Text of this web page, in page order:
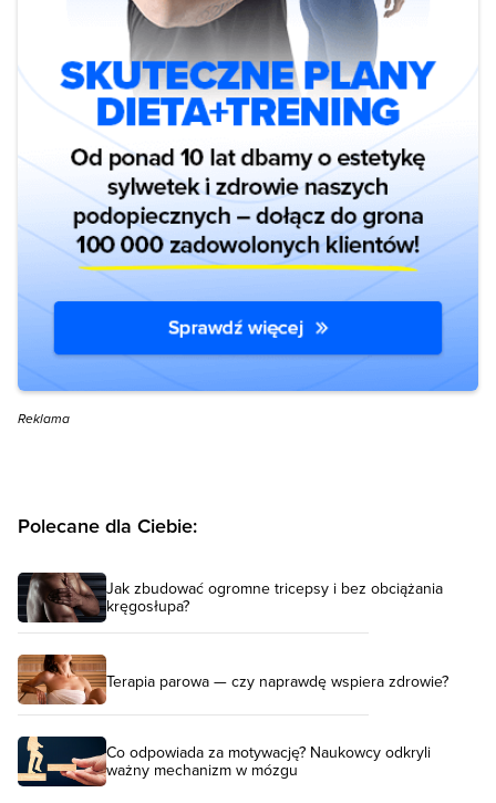
Reklama
Polecane dla Ciebie:
Jak zbudować ogromne tricepsy i bez obciążania
kręgosłupa?
Terapia parowa — czy naprawdę wspiera zdrowie?
Co odpowiada za motywację? Naukowcy odkryli
ważny mechanizm w mózgu